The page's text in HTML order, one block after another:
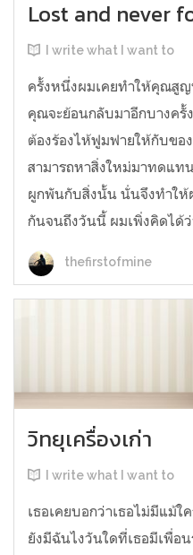
Lost and never
I write what I want to
ครั้งหนึ่งผมเคยทำให้คุณสู
คุณจะย้อนกลับมาอีกบางครั้
ต้องร้องไห้ฟูมฟายให้กับขอ
สามารถหาสิ่งใหม่มาทดแท
ผูกพันกับสิ่งนั้น นั่นจึงทำใ
กันจนถึงวันนี้ ผมเพิ่งคิดได้ว่
thefirstofmine
วิทยุเครื่องเก่า
I write what I want to
เธอเคยบอกว่าเธอไม่มีแม้
ยังมีฉันไงวันใดที่เธอมีเพื่อ